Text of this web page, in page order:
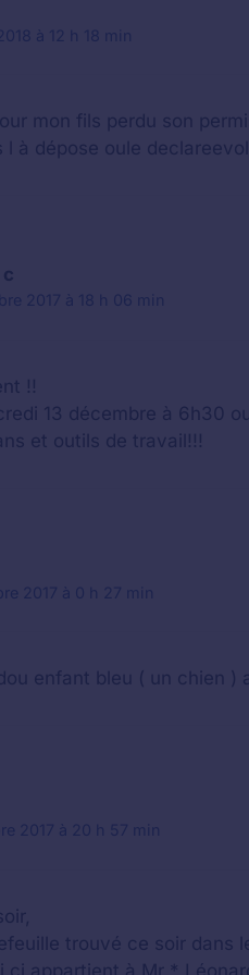
à 12 h 18 min
mon fils perdu son
l à dépose oule
2017 à 18 h 06 min
!!
13 décembre à 6h30
et outils de travail!!!
2017 à 0 h 27 min
enfant bleu ( un chien
2017 à 20 h 57 min
trouvé ce soir dans
ci appartient à Mr *